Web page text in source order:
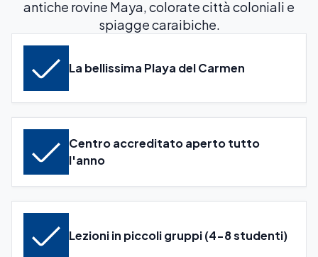
antiche rovine Maya, colorate città coloniali e
spiagge caraibiche.
La bellissima Playa del Carmen
Centro accreditato aperto tutto
l'anno
Lezioni in piccoli gruppi (4-8 studenti)